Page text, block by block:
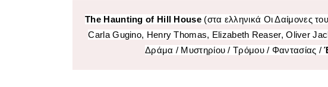
The Haunting of Hill House (στα ελληνικά Οι Δαίμονες
Carla Gugino, Henry Thomas, Elizabeth Reaser, Oliver
Δράμα / Μυστηρίου / Τρόμου / Φαντασίας /